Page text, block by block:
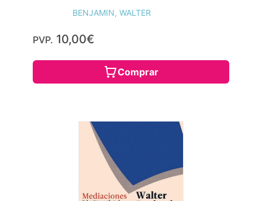
BENJAMIN, WALTER
PVP. 10,00€
Comprar